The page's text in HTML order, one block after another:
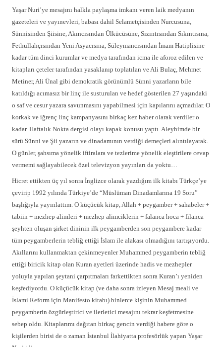
Yaşar Nuri’ye mesajını halkla paylaşma imkanı veren laik medyanın
gazeteleri ve yayınevleri, babası dahil Selametçisinden Nurcusuna,
Sünnisinden Şiisine, Akıncısından Ülkücüsüne, Sızıntısından Sıkıntısına,
Fethullahçısından Yeni Asyacısına, Süleymancısından İmam Hatiplisine
kadar tüm dinci kurumlar ve medya tarafından icma ile aforoz edilen ve
kitapları çeteler tarafından yasaklanıp toplatılan ve Ali Bulaç, Mehmet
Metiner, Ali Ünal gibi demokratik görünümlü Sünni yazarların bile
katıldığı acımasız bir linç ile susturulan ve hedef gösterilen 27 yaşındaki
o saf ve cesur yazara savunmasını yapabilmesi için kapılarını açmadılar. O
korkak ve iğrenç linç kampanyasını birkaç kez haber olarak verdiler o
kadar. Haftalık Nokta dergisi olayı kapak konusu yaptı. Aleyhimde bir
sürü Sünni ve Şii yazarın ve dinadamının verdiği demeçleri alıntılayarak.
O günler, şahsıma yönelik iftiralara ve tezlerime yönelik eleştirilere cevap
vermemi sağlayabilecek özel televizyon yayınları da yoktu…
Hicret ettikten üç yıl sonra İnglizce olarak yazdığım ilk kitabı Türkçe’ye
çevirip 1992 yılında Türkiye’de “Müslüman Dinadamlarına 19 Soru”
başlığıyla yayınlattım. O küçücük kitap, Allah + peygamber + sahabeler +
tabiin + mezhep alimleri + mezhep alimciklerin + falanca hoca + filanca
şeyhten oluşan şirket dininin ilk peygamberden son peygambere kadar
tüm peygamberlerin tebliğ ettiği İslam ile alakası olmadığını tartışıyordu.
Akıllarını kullanmaktan çekinmeyenler Muhammed peygamberin tebliğ
ettiği biricik kitap olan Kuran ayetleri üzerinde hadis ve mezhepler
yoluyla yapılan şeytani çarpıtmaları farkettikten sonra Kuran’ı yeniden
keşfediyordu. O küçücük kitap (ve daha sonra izleyen Mesaj meali ve
İslami Reform için Manifesto kitabı) binlerce kişinin Muhammed
peygamberin özgürleştirici ve ilerletici mesajını tekrar keşfetmesine
sebep oldu. Kitaplarımı dağıtan birkaç gencin verdiği habere göre o
kişilerden birisi de o zaman İstanbul İlahiyatta profesörlük yapan Yaşar